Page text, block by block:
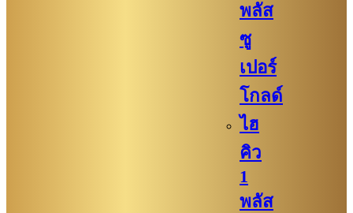
พลัส
ซู
เปอร์
โกลด์
ไฮ
คิว
1
พลัส